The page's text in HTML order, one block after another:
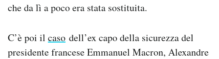
che da lì a poco era stata sostituita.
C’è poi il caso dell’ex capo della sicurezza del
presidente francese Emmanuel Macron, Alexandre